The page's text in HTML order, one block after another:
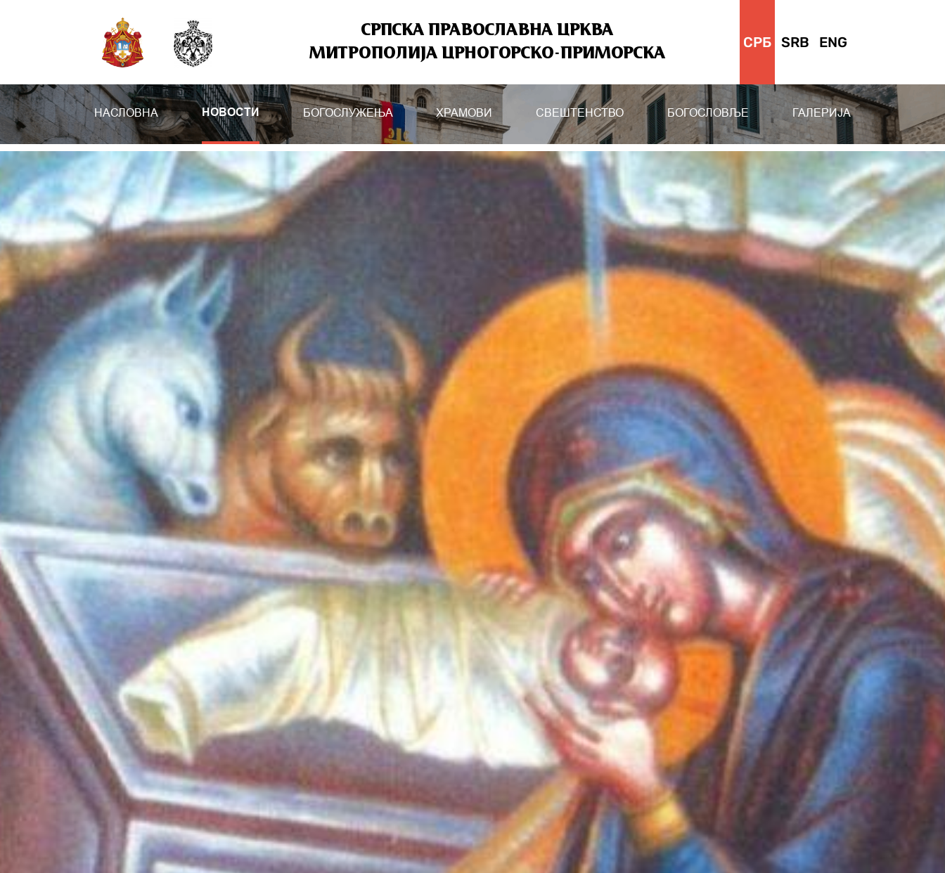
СРПСКА ПРАВОСЛАВНА ЦРКВА
МИТРОПОЛИЈА ЦРНОГОРСКО-ПРИМОРСКА
СРБ SRB ENG
НАСЛОВНА НОВОСТИ БОГОСЛУЖЕЊА ХРАМОВИ СВЕШТЕНСТВО БОГОСЛОВЉЕ ГАЛЕРИЈА